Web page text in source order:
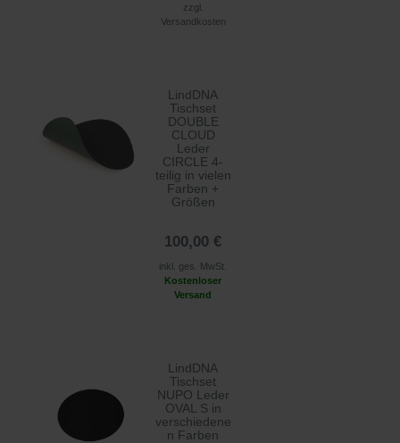
zzgl.
Versandkosten
LindDNA
Tischset
DOUBLE
CLOUD
Leder
CIRCLE 4-
teilig in vielen
Farben +
Größen
100,00 €
inkl. ges. MwSt.
Kostenloser
Versand
LindDNA
Tischset
NUPO Leder
OVAL S in
verschiedene
n Farben